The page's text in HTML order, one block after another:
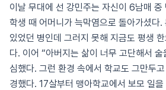
이날 무대에 선 강민주는 자신이 6남매 중
학생 때 어머니가 늑막염으로 돌아가셨다
있었던 병인데 그러지 못해 지금도 평생
다. 이어 “아버지는 삶이 너무 고단해서
심했다. 그런 환경 속에서 학교도 그만두
경했다. 17살부터 맹아학교에서 보모 일